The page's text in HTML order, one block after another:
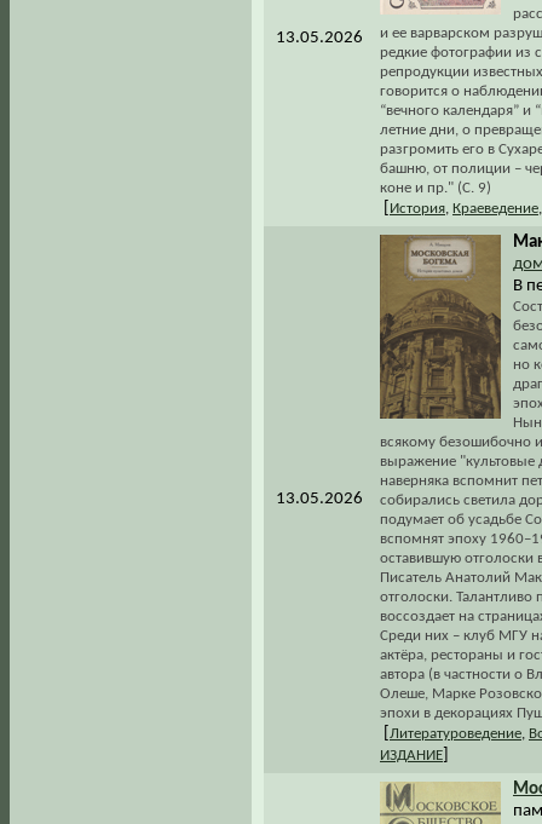
13.05.2026
и ее варварском
редкие фотографии из
репродукции
говорится о
“вечного календаря” и
летние дни, о
разгромить его в
башню, от полиции –
коне и пр." (С. 9)
История Краеведение
13.05.2026
В
но
всякому безошибочно
выражение "культовые
наверняка вспомнит
собирались светила
подумает об усадьбе
вспомнят эпоху
оставившую
Писатель Анатолий
отголоски. Талантливо
воссоздает на
Среди них – клуб МГУ
актёра, рестораны и
автора (в частности о
Олеше, Марке
эпохи в декорациях
Литературоведение
ИЗДАНИЕ